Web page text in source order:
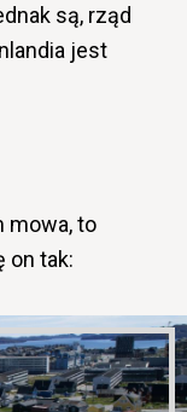
są, rząd
jest
mowa, to
on tak: